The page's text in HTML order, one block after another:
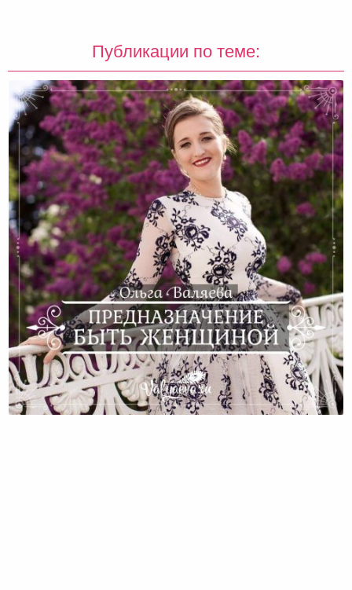
Публикации по теме:
Предназначение Быть Женщиной